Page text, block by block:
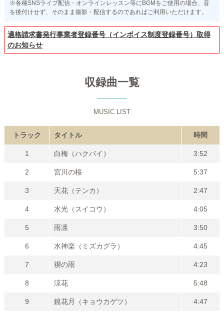
※各種SNSライブ配信・オンラインレッスン等にBGMをご使用の場合、音
を後付けせず、そのまま撮影・配信するのであればご利用いただけます。
適格請求書発行事業者登録番号（インボイス制度登録番号）取得
のお知らせ
収録曲一覧
MUSIC LIST
トラック タイトル 時間
1 白梅（ハクバイ） 3:52
2 宮川の桜 5:37
3 天花（テンカ） 2:47
4 水光（スイコウ） 4:05
5 雨凛 3:50
6 水神楽（ミズカグラ） 4:45
7 禊の雨 4:23
8 涼花 5:48
9 鏡花月（キョウカゲツ） 4:47